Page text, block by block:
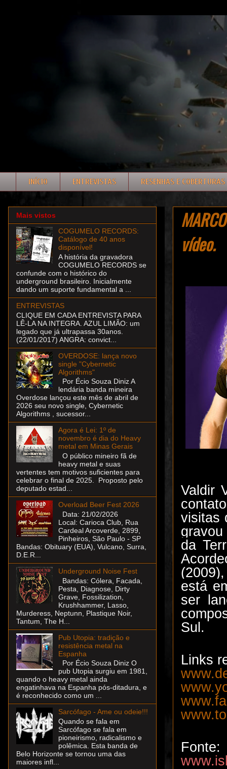
INÍCIO ENTREVISTAS RESENHAS E COBERTURAS
vídeo.
Valdir
visitas
gravou
da
está
ser
Sul.
Links
Fonte:
Mais vistos
COGUMELO RECORDS:
Catálogo de 40 anos
disponível!
A história da gravadora
COGUMELO RECORDS se
confunde com o histórico do
underground brasileiro. Inicialmente
dando um suporte fundamental a ...
ENTREVISTAS
CLIQUE EM CADA ENTREVISTA PARA
LÊ-LA NA INTEGRA. AZUL LIMÃO: um
legado que já ultrapassa 30anos.
(22/01/2017) ANGRA: convict...
OVERDOSE: lança novo
single "Cybernetic
Algorithms"
Por Écio Souza Diniz A
lendária banda mineira
Overdose lançou este mês de abril de
2026 seu novo single, Cybernetic
Algorithms , sucessor...
Agora é Lei: 1º de
novembro é dia do Heavy
metal em Minas Gerais
O público mineiro fã de
heavy metal e suas
vertentes tem motivos suficientes para
celebrar o final de 2025. Proposto pelo
deputado estad...
Overload Beer Fest 2026
Data: 21/02/2026
Local: Carioca Club, Rua
Cardeal Arcoverde, 2899,
Pinheiros, São Paulo - SP
Bandas: Obituary (EUA), Vulcano, Surra,
D.E.R...
Underground Noise Fest
Bandas: Cólera, Facada,
Pesta, Diagnose, Dirty
Grave, Fossilization,
Krushhammer, Lasso,
Murderess, Neptunn, Plastique Noir,
Tantum, The H...
Pub Utopia: tradição e
resistência metal na
Espanha
Por Écio Souza Diniz O
pub Utopia surgiu em 1981,
quando o heavy metal ainda
engatinhava na Espanha pós-ditadura, e
é reconhecido como um ...
Sarcófago - Ame ou odeie!!!
Quando se fala em
Sarcófago se fala em
pioneirismo, radicalismo e
polêmica. Esta banda de
Belo Horizonte se tornou uma das
maiores infl...